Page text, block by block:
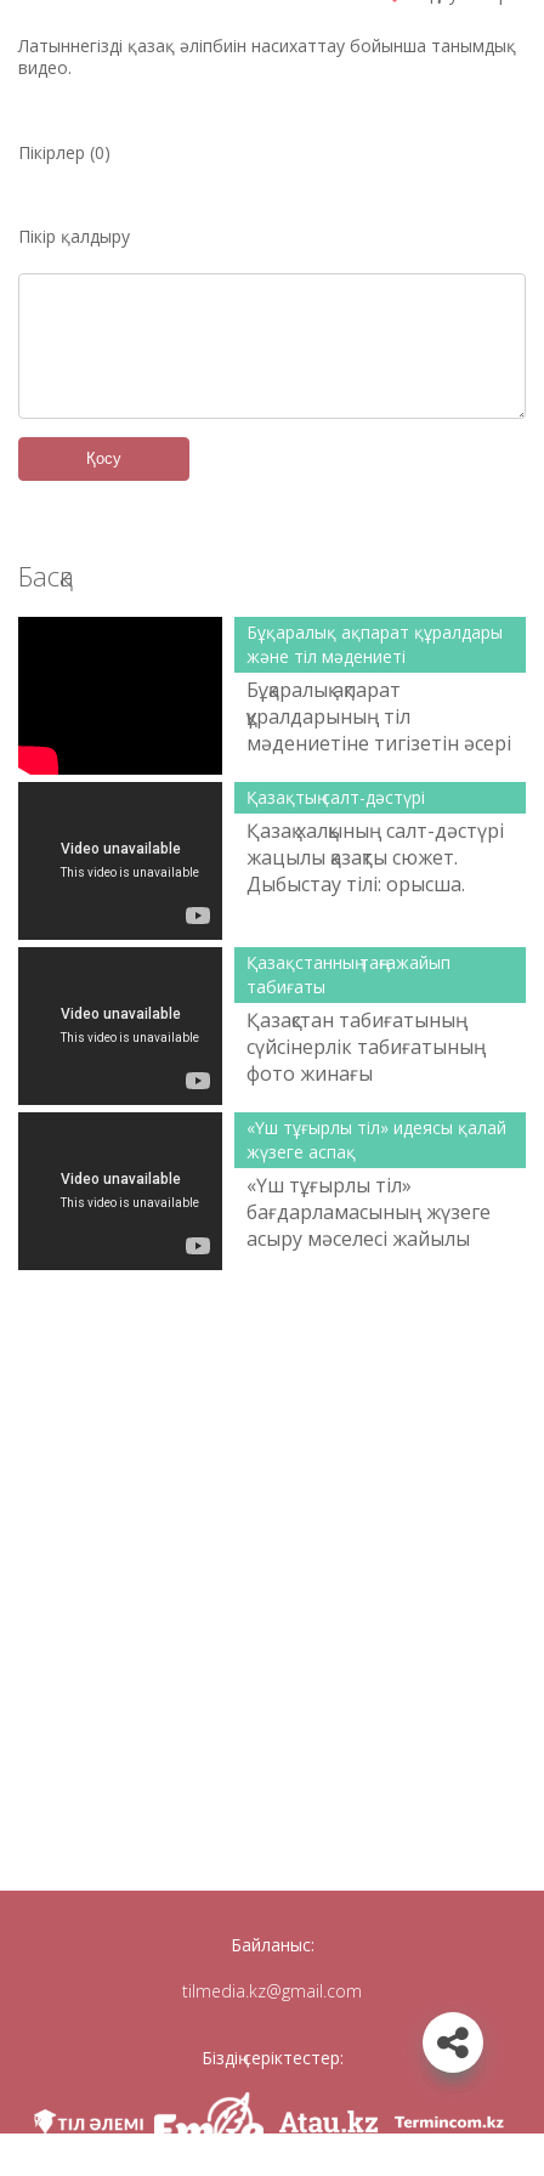
Латыннегізді қазақ әліпбиін насихаттау бойынша танымдық
видео.
Пікірлер (0)
Пікір қалдыру
Қосу
Басқа
Бұқаралық ақпарат құралдары
және тіл мәдениеті
Бұқаралық ақпарат
құралдарының тіл
мәдениетіне тигізетін әсері
Қазақтың салт-дәстүрі
Қазақ халқының салт-дәстүрі
жацылы қазақты сюжет.
Дыбыстау тілі: орысша.
Қазақстанның таңғажайып
табиғаты
Қазақстан табиғатының
сүйсінерлік табиғатының
фото жинағы
«Үш тұғырлы тіл» идеясы қалай
жүзеге аспақ
«Үш тұғырлы тіл»
бағдарламасының жүзеге
асыру мәселесі жайылы
Байланыс:
tilmedia.kz@gmail.com
Біздің серіктестер: